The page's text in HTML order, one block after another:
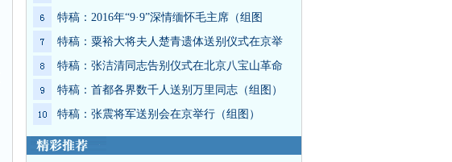
特稿：2016年“9·9”深情缅怀毛主席（组图
特稿：粟裕大将夫人楚青遗体送别仪式在京举
特稿：张洁清同志告别仪式在北京八宝山革命
特稿：首都各界数千人送别万里同志（组图）
特稿：张震将军送别会在京举行（组图）